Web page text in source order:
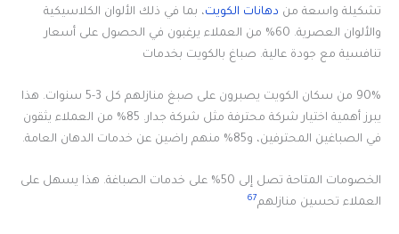
تشكيلة واسعة من دهانات الكويت، بما في ذلك الألوان الكلاسيكية
والألوان العصرية. 60% من العملاء يرغبون في الحصول على أسعار
تنافسية مع جودة عالية. صباغ بالكويت بخدمات
90% من سكان الكويت يصبرون على صبغ منازلهم كل 3-5 سنوات. هذا
يبرز أهمية اختيار شركة محترفة مثل شركة جدار. 85% من العملاء يثقون
في الصباغين المحترفين، و85% منهم راضين عن خدمات الدهان العامة.
الخصومات المتاحة تصل إلى 50% على خدمات الصباغة. هذا يسهل على
العملاء تحسين منازلهم 67